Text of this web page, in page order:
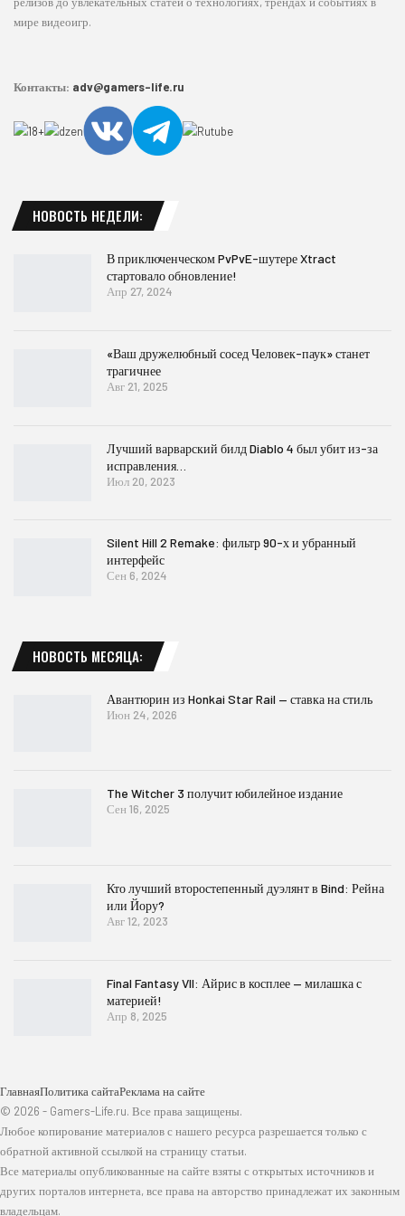
мире видеоигр.
Контакты: adv@gamers-life.ru
НОВОСТЬ НЕДЕЛИ:
В приключенческом PvPvE-шутере Xtract
стартовало обновление!
Апр 27, 2024
«Ваш дружелюбный сосед Человек-паук» станет
трагичнее
Авг 21, 2025
Лучший варварский билд Diablo 4 был убит из-за
исправления…
Июл 20, 2023
Silent Hill 2 Remake: фильтр 90-х и убранный
интерфейс
Сен 6, 2024
НОВОСТЬ МЕСЯЦА:
Авантюрин из Honkai Star Rail — ставка на стиль
Июн 24, 2026
The Witcher 3 получит юбилейное издание
Сен 16, 2025
Кто лучший второстепенный дуэлянт в Bind: Рейна
или Йору?
Авг 12, 2023
Final Fantasy VII: Айрис в косплее — милашка с
материей!
Апр 8, 2025
ГлавнаяПолитика сайтаРеклама на сайте
© 2026 - Gamers-Life.ru. Все права защищены.
Любое копирование материалов с нашего ресурса разрешается только с
обратной активной ссылкой на страницу статьи.
Все материалы опубликованные на сайте взяты с открытых источников и
других порталов интернета, все права на авторство принадлежат их законным
владельцам.